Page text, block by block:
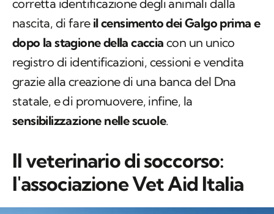
corretta identificazione degli animali dalla
nascita, di fare il censimento dei Galgo prima e
dopo la stagione della caccia con un unico
registro di identificazioni, cessioni e vendita
grazie alla creazione di una banca del Dna
statale, e di promuovere, infine, la
sensibilizzazione nelle scuole.
Il veterinario di soccorso:
l'associazione Vet Aid Italia